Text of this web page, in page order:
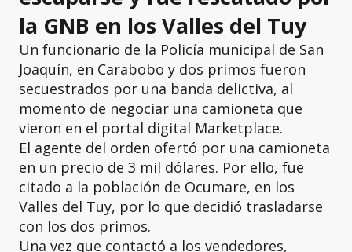
la GNB en los Valles del Tuy
Un funcionario de la Policía municipal de San
Joaquín, en Carabobo y dos primos fueron
secuestrados por una banda delictiva, al
momento de negociar una camioneta que
vieron en el portal digital Marketplace.
El agente del orden ofertó por una camioneta
en un precio de 3 mil dólares. Por ello, fue
citado a la población de Ocumare, en los
Valles del Tuy, por lo que decidió trasladarse
con los dos primos.
Una vez que contactó a los vendedores,